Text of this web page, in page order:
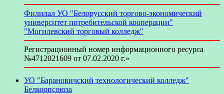
Филилал УО "Белорусский торгово-экономический
университет потребительской кооперации"
"Могилевский торговый колледж"
Регистрационный номер информационного ресурса
№4712021609 от 07.02.2020 г.»
УО "Барановичский технологический колледж"
Белкоопсоюза